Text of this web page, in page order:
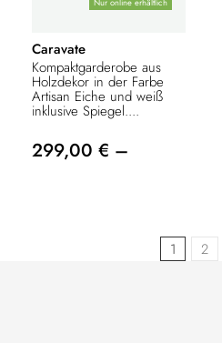
Nur online erhältlich
Caravate
Kompaktgarderobe aus
Holzdekor in der Farbe
Artisan Eiche und weiß
inklusive Spiegel....
299,00 € –
1 2